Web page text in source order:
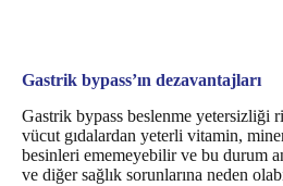
Gastrik bypass’ın dezavantajları
Gastrik bypass beslenme yetersizliği
vücut gıdalardan yeterli vitamin,
besinleri ememeyebilir ve bu durum
ve diğer sağlık sorunlarına neden